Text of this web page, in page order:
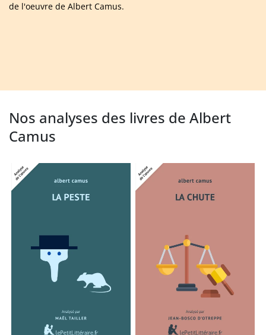
de l'oeuvre de Albert Camus.
Nos analyses des livres de Albert
Camus